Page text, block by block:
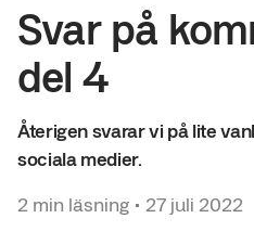
Svar på
del 4
Återigen svarar vi på lite
sociala medier.
2 min läsning • 27 juli 2022